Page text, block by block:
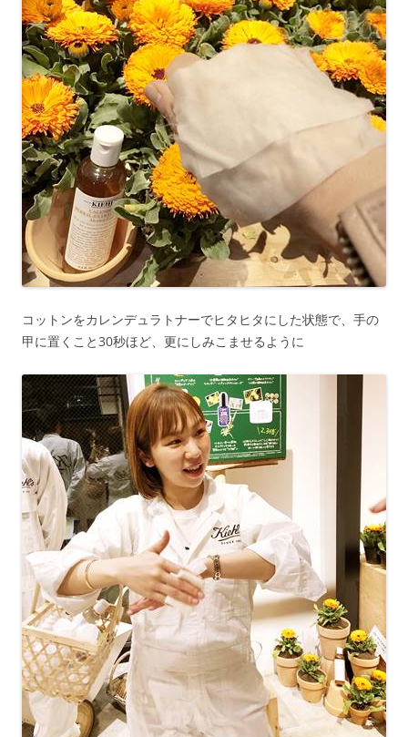
コットンをカレンデュラトナーでヒタヒタにした状態で、手の
甲に置くこと30秒ほど、更にしみこませるように